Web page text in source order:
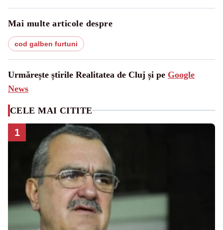
Mai multe articole despre
cod galben furtuni
Urmărește știrile Realitatea de Cluj și pe Google
News
CELE MAI CITITE
1